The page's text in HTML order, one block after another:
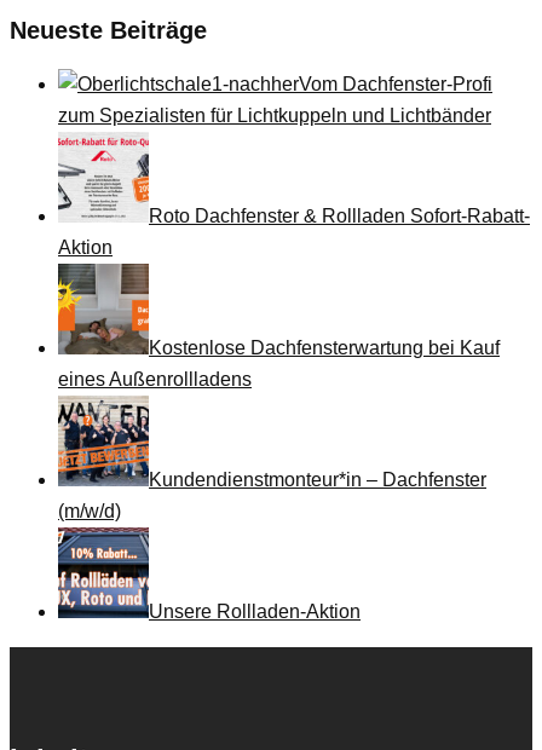
Neueste Beiträge
Vom Dachfenster-Profi
zum Spezialisten für Lichtkuppeln und Lichtbänder
Roto Dachfenster & Rollladen Sofort-Rabatt-
Aktion
Kostenlose Dachfensterwartung bei Kauf
eines Außenrollladens
Kundendienstmonteur*in – Dachfenster
(m/w/d)
Unsere Rollladen-Aktion